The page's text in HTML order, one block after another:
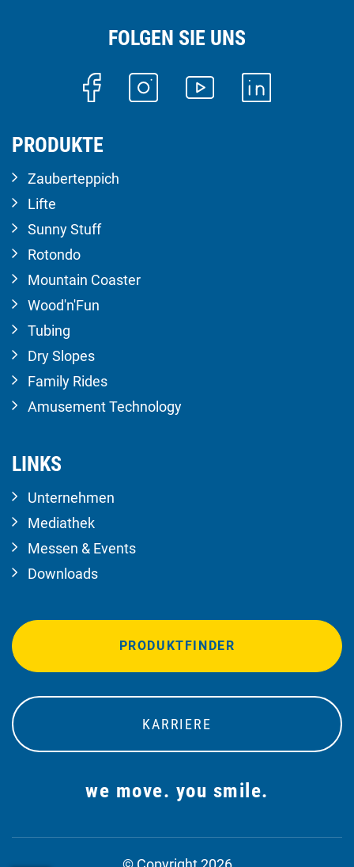
FOLGEN SIE UNS
PRODUKTE
Zauberteppich
Lifte
Sunny Stuff
Rotondo
Mountain Coaster
Wood'n'Fun
Tubing
Dry Slopes
Family Rides
Amusement Technology
LINKS
Unternehmen
Mediathek
Messen & Events
Downloads
PRODUKTFINDER
KARRIERE
we move. you smile.